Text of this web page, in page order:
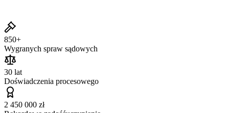
850+
Wygranych spraw sądowych
30 lat
Doświadczenia procesowego
2 450 000 zł